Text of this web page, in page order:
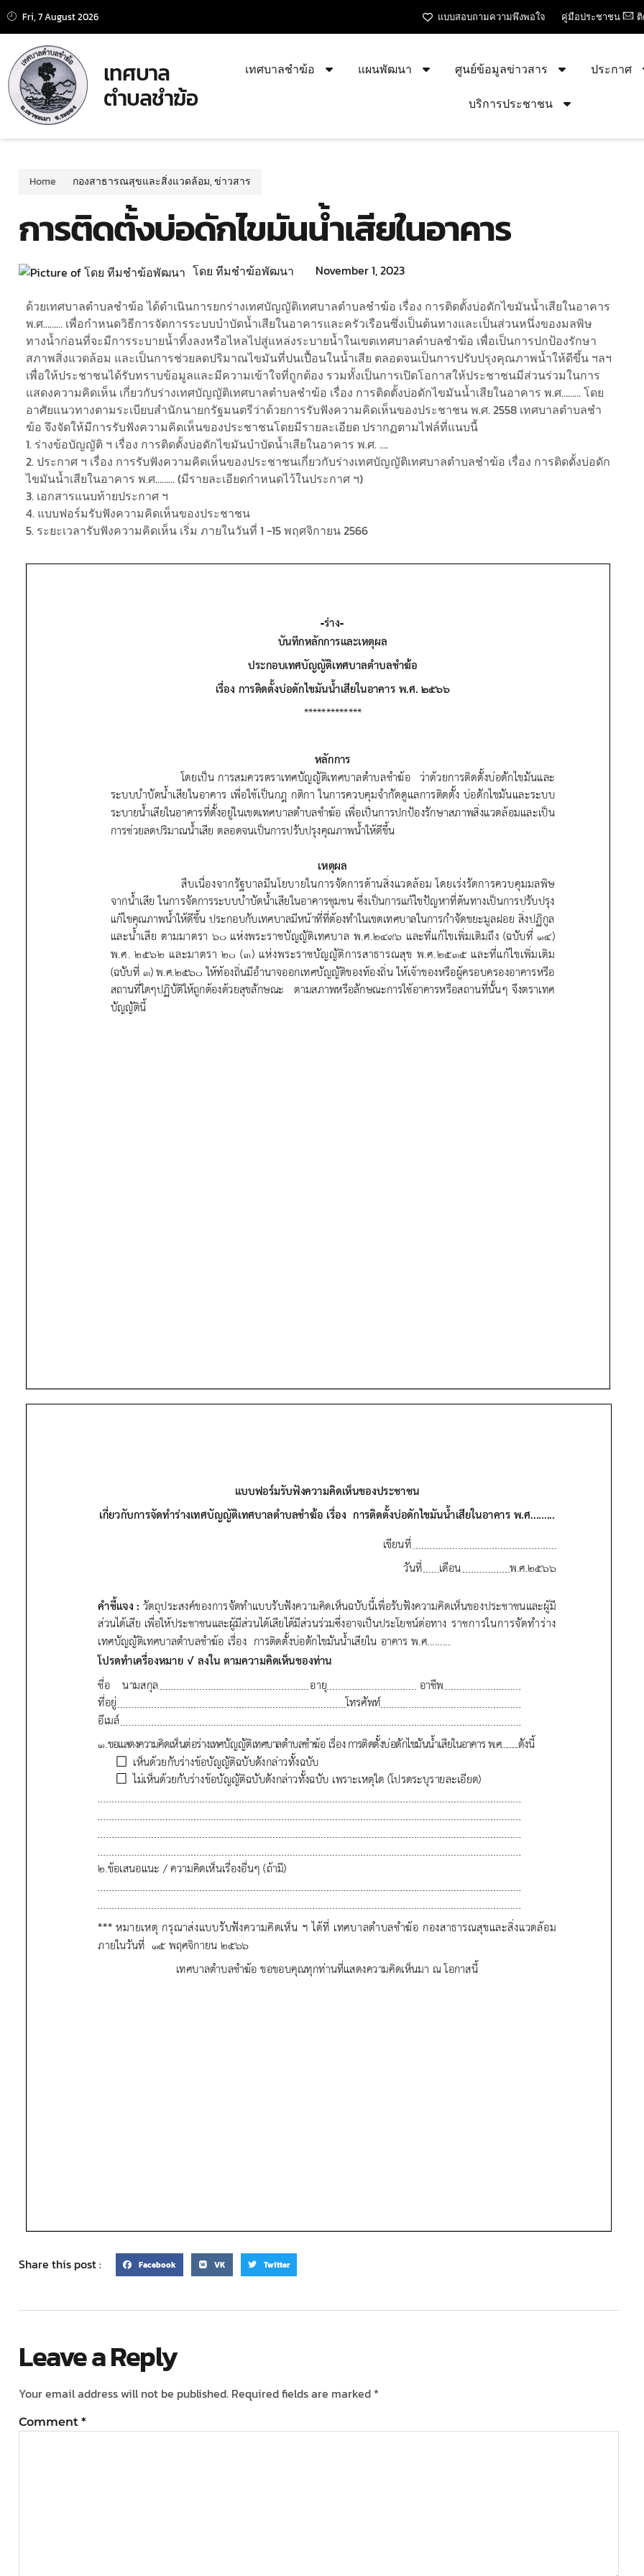
Fri, 7 August 2026 แบบสอบถามความพึงพอใจ คู่มือประชาชน
เทศบาล
ตำบลชำฆ้อ
เทศบาลชำฆ้อ แผนพัฒนา ศูนย์ข้อมูลข่าวสาร ประกาศ
บริการประชาชน
Home กองสาธารณสุขและสิ่งแวดล้อม,ข่าวสาร
การติดตั้งบ่อดักไขมันน้ำเสียในอาคาร
โดย ทีมชำฆ้อพัฒนา November 1, 2023
ด้วยเทศบาลตำบลชำฆ้อ ได้ดำเนินการยกร่างเทศบัญญัติเทศบาลตำบลชำฆ้อ เรื่อง การติดตั้งบ่อดักไขมันน้ำเสียในอาคาร
พ.ศ……… เพื่อกำหนดวิธีการจัดการระบบบำบัดน้ำเสียในอาคารและครัวเรือนซึ่งเป็นต้นทางและเป็นส่วนหนึ่งของมลพิษ
ทางน้ำก่อนที่จะมีการระบายน้ำทิ้งลงหรือไหลไปสู่แหล่งระบายน้ำในเขตเทศบาลตำบลชำฆ้อ เพื่อเป็นการปกป้องรักษา
สภาพสิ่งแวดล้อม และเป็นการช่วยลดปริมาณไขมันที่ปนเปื้อนในน้ำเสีย ตลอดจนเป็นการปรับปรุงคุณภาพน้ำให้ดีขึ้น ฯลฯ
เพื่อให้ประชาชนได้รับทราบข้อมูลและมีความเข้าใจที่ถูกต้อง รวมทั้งเป็นการเปิดโอกาสให้ประชาชนมีส่วนร่วมในการ
แสดงความคิดเห็น เกี่ยวกับร่างเทศบัญญัติเทศบาลตำบลชำฆ้อ เรื่อง การติดตั้งบ่อดักไขมันน้ำเสียในอาคาร พ.ศ……… โดย
อาศัยแนวทางตามระเบียบสำนักนายกรัฐมนตรีว่าด้วยการรับฟังความคิดเห็นของประชาชน พ.ศ. 2558 เทศบาลตำบลชำ
ฆ้อ จึงจัดให้มีการรับฟังความคิดเห็นของประชาชนโดยมีรายละเอียด ปรากฏตามไฟล์ที่แนบนี้
1. ร่างข้อบัญญัติ ฯ เรื่อง การติดตั้งบ่อดักไขมันบำบัดน้ำเสียในอาคาร พ.ศ. ….
2. ประกาศ ฯ เรื่อง การรับฟังความคิดเห็นของประชาชนเกี่ยวกับร่างเทศบัญญัติเทศบาลตำบลชำฆ้อ เรื่อง การติดตั้งบ่อดัก
ไขมันน้ำเสียในอาคาร พ.ศ……… (มีรายละเอียดกำหนดไว้ในประกาศ ฯ)
3. เอกสารแนบท้ายประกาศ ฯ
4. แบบฟอร์มรับฟังความคิดเห็นของประชาชน
5. ระยะเวลารับฟังความคิดเห็น เริ่ม ภายในวันที่ 1 -15 พฤศจิกายน 2566
Share this post : Facebook VK Twitter
Leave a Reply
Your email address will not be published. Required fields are marked *
Comment *